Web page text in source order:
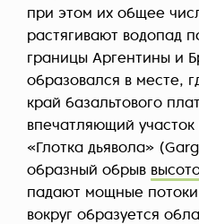
при этом их общее
растягивают водопад
границы Аргентины и
образовался в месте,
край базальтового
впечатляющий
«Глотка дьявола»
образный обрыв
падают мощные потоки
вокруг образуется